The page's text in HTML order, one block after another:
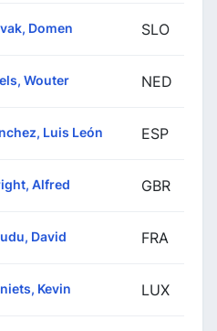
Domen SLO
Wouter NED
Luis León ESP
Alfred GBR
David FRA
Kevin LUX